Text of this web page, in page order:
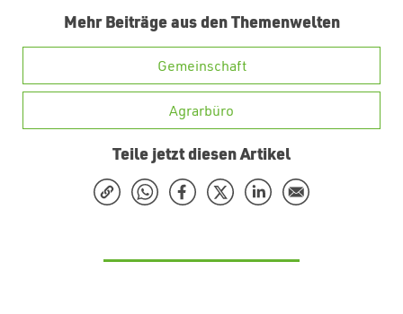
Mehr Beiträge aus den Themenwelten
Gemeinschaft
Agrarbüro
Teile jetzt diesen Artikel